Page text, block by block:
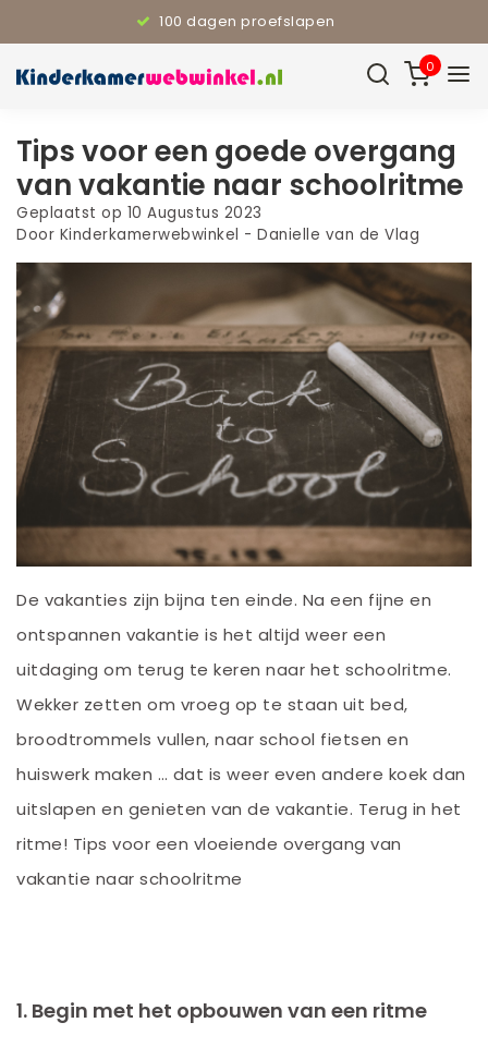
100 dagen proefslapen
0
Tips voor een goede overgang
van vakantie naar schoolritme
Geplaatst op 10 Augustus 2023
Door Kinderkamerwebwinkel - Danielle van de Vlag
De vakanties zijn bijna ten einde. Na een fijne en
ontspannen vakantie is het altijd weer een
uitdaging om terug te keren naar het schoolritme.
Wekker zetten om vroeg op te staan uit bed,
broodtrommels vullen, naar school fietsen en
huiswerk maken … dat is weer even andere koek dan
uitslapen en genieten van de vakantie. Terug in het
ritme! Tips voor een vloeiende overgang van
vakantie naar schoolritme
1. Begin met het opbouwen van een ritme